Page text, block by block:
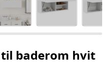
til baderom hvit